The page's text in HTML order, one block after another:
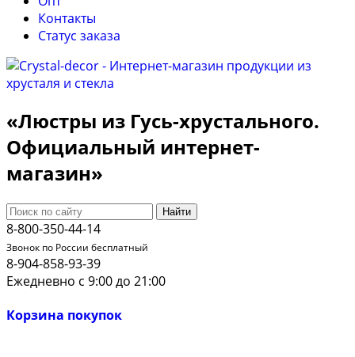
Контакты
Cтатус заказа
«Люстры из Гусь-хрустального.
Официальный интернет-
магазин»
Найти
8-800-350-44-14
Звонок по России бесплатный
8-904-858-93-39
Ежедневно с 9:00 до 21:00
Корзина покупок